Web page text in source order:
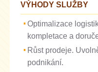
VÝHODY SLUŽBY
Optimalizace
kompletace a
Růst prodeje.
podnikání.